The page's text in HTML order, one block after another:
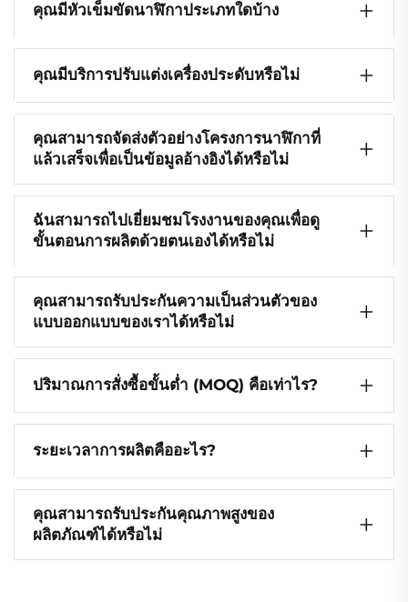
คุณมีหัวเข็มขัดนาฬิกาประเภทใดบ้าง
คุณมีบริการปรับแต่งเครื่องประดับหรือไม่
คุณสามารถจัดส่งตัวอย่างโครงการนาฬิกาที่
แล้วเสร็จเพื่อเป็นข้อมูลอ้างอิงได้หรือไม่
ฉันสามารถไปเยี่ยมชมโรงงานของคุณเพื่อดู
ขั้นตอนการผลิตด้วยตนเองได้หรือไม่
คุณสามารถรับประกันความเป็นส่วนตัวของ
แบบออกแบบของเราได้หรือไม่
ปริมาณการสั่งซื้อขั้นต่ำ (MOQ) คือเท่าไร?
ระยะเวลาการผลิตคืออะไร?
คุณสามารถรับประกันคุณภาพสูงของ
ผลิตภัณฑ์ได้หรือไม่